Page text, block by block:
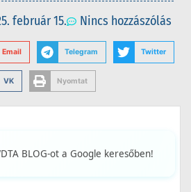
február 15. Nincs hozzászólás
Email Telegram Twitter
VK Nyomtat
BLOG-ot a Google keresőben!